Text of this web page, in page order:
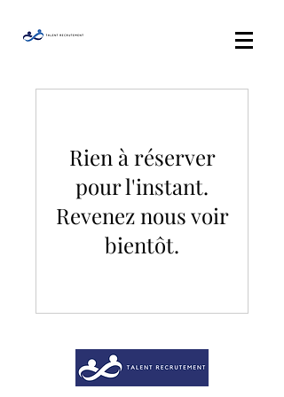
Rien à réserver
pour l'instant.
Revenez nous voir
bientôt.